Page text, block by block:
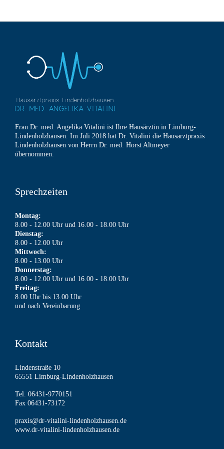
Frau Dr. med. Angelika Vitalini ist Ihre Hausärztin in Limburg-
Lindenholzhausen. Im Juli 2018 hat Dr. Vitalini die Hausarztpraxis
Lindenholzhausen von Herrn Dr. med. Horst Altmeyer
übernommen.
Sprechzeiten
Montag:
8.00 - 12.00 Uhr und 16.00 - 18.00 Uhr
Dienstag:
8.00 - 12.00 Uhr
Mittwoch:
8.00 - 13.00 Uhr
Donnerstag:
8.00 - 12.00 Uhr und 16.00 - 18.00 Uhr
Freitag:
8.00 Uhr bis 13.00 Uhr
und nach Vereinbarung
Kontakt
Lindenstraße 10
65551 Limburg-Lindenholzhausen
Tel. 06431-9770151
Fax 06431-73172
praxis@dr-vitalini-lindenholzhausen.de
www.dr-vitalini-lindenholzhausen.de